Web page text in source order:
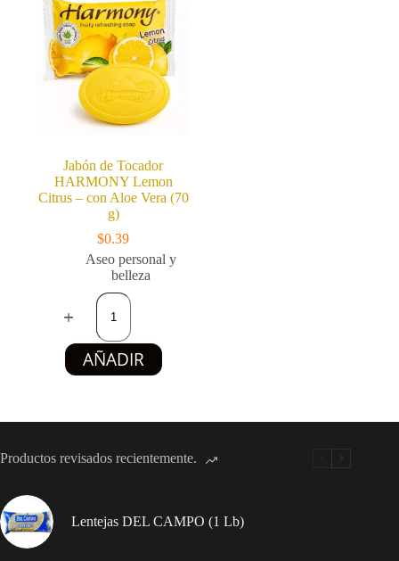
de
dientes
incluido
(181
g)
cantidad
Jabón de Tocador
HARMONY Lemon
Citrus – con Aloe Vera (70
g)
$0.39
Aseo personal y
belleza
Jabón
Tocador
HARMONY
Lemon
Citrus
Aloe
(70
g)
AÑADIR
Productos revisados recientemente.
Lentejas DEL CAMPO (1 Lb)